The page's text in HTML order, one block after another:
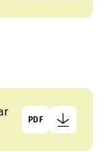
PDF